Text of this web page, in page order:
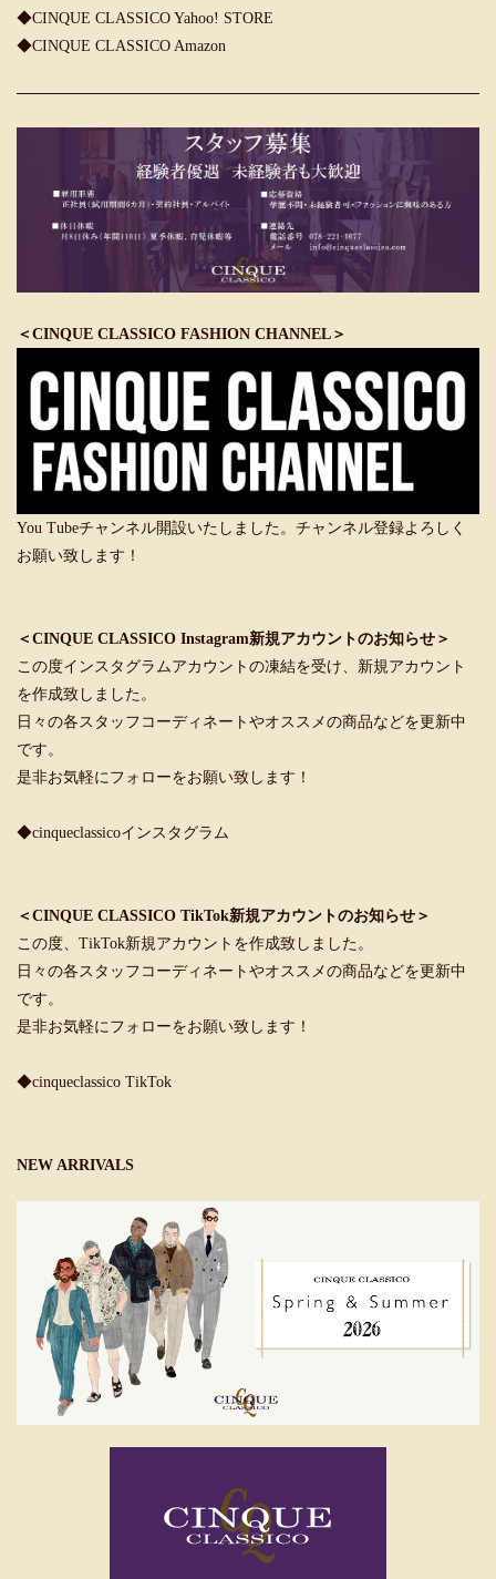
◆CINQUE CLASSICO Yahoo! STORE
◆CINQUE CLASSICO Amazon
＜CINQUE CLASSICO FASHION CHANNEL＞
You Tubeチャンネル開設いたしました。チャンネル登録よろしく
お願い致します！
＜CINQUE CLASSICO Instagram新規アカウントのお知らせ＞
この度インスタグラムアカウントの凍結を受け、新規アカウント
を作成致しました。
日々の各スタッフコーディネートやオススメの商品などを更新中
です。
是非お気軽にフォローをお願い致します！
◆cinqueclassicoインスタグラム
＜CINQUE CLASSICO TikTok新規アカウントのお知らせ＞
この度、TikTok新規アカウントを作成致しました。
日々の各スタッフコーディネートやオススメの商品などを更新中
です。
是非お気軽にフォローをお願い致します！
◆cinqueclassico TikTok
NEW ARRIVALS